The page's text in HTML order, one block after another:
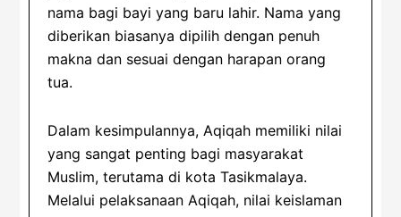
nama bagi bayi yang baru lahir. Nama yang
diberikan biasanya dipilih dengan penuh
makna dan sesuai dengan harapan orang
tua.
Dalam kesimpulannya, Aqiqah memiliki nilai
yang sangat penting bagi masyarakat
Muslim, terutama di kota Tasikmalaya.
Melalui pelaksanaan Aqiqah, nilai keislaman